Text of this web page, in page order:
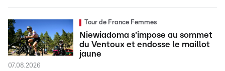
Tour de France Femmes
Niewiadoma s'impose au sommet
du Ventoux et endosse le maillot
jaune
07.08.2026